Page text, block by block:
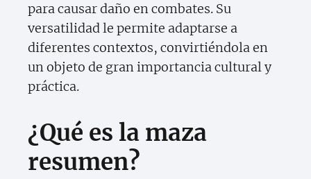
para causar daño en combates. Su
versatilidad le permite adaptarse a
diferentes contextos, convirtiéndola en
un objeto de gran importancia cultural y
práctica.
¿Qué es la maza
resumen?